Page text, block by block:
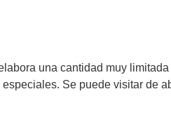
una cantidad muy
especiales. Se puede visitar de